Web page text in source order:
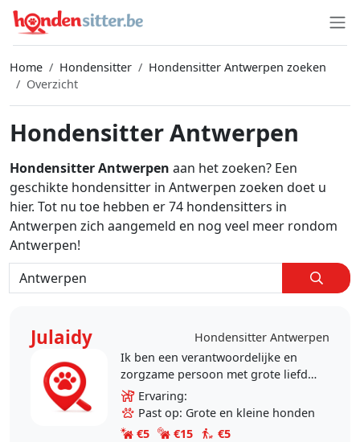
Home Hondensitter
Hondensitter Antwerpen zoeken
Overzicht
Hondensitter Antwerpen
Hondensitter Antwerpen aan het zoeken? Een
geschikte hondensitter in Antwerpen zoeken doet u
hier. Tot nu toe hebben er 74 hondensitters in
Antwerpen zich aangemeld en nog veel meer rondom
Antwerpen!
Julaidy
Hondensitter Antwerpen
Ik ben een verantwoordelijke en
zorgzame persoon met grote liefde
voor honden. Ik heb geduld, ben
oplettend en vind het belangrijk
dat een hond zich..
Ervaring:
Past op: Grote en kleine honden
€5
€15
€5